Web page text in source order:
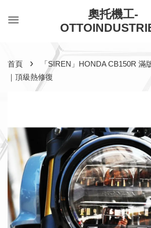
奧托機工-
首頁 ›
「SIREN」HONDA CB150R 滿
｜頂級熱修復